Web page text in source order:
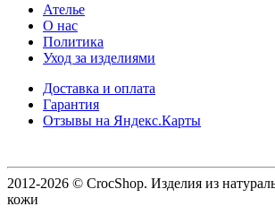
Ателье
О нас
Политика
Уход за изделиями
Доставка и оплата
Гарантия
Отзывы на Яндекс.Карты
2012-2026 © CrocShop. Изделия из
кожи